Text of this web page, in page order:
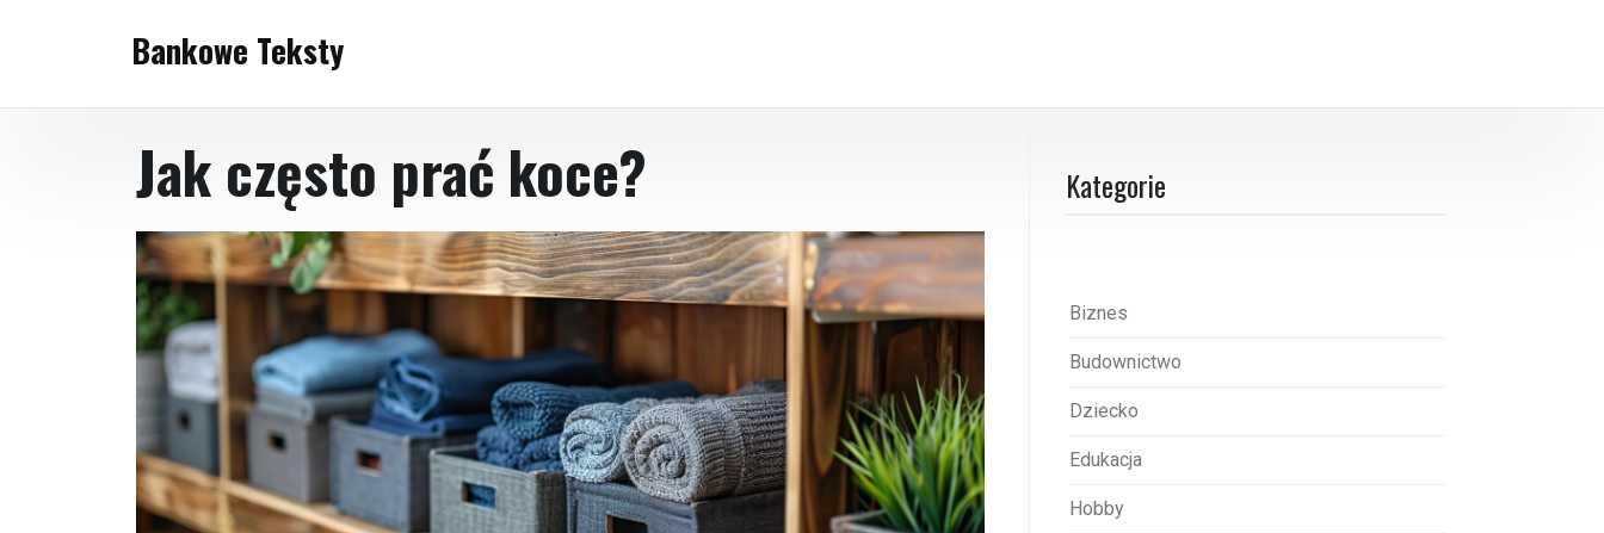
Bankowe Teksty
Jak często prać koce? Kategorie
Biznes
Budownictwo
Dziecko
Edukacja
Hobby